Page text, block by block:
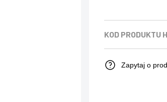
KOD PRODUKTU
Zapytaj o